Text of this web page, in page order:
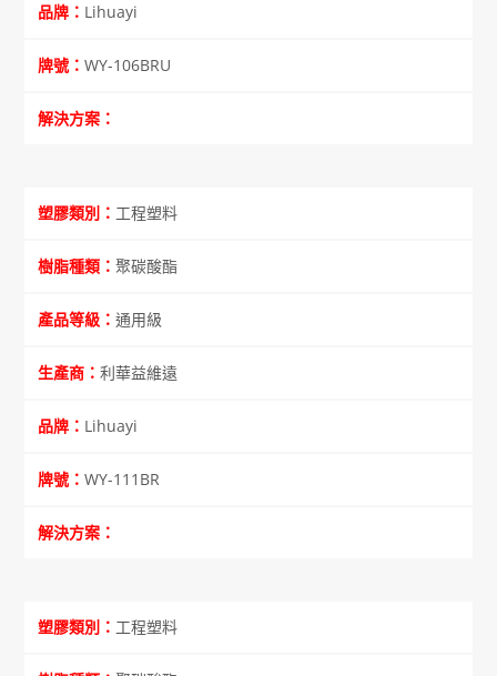
Lihuayi
WY-106BRU
工程塑料
聚碳酸酯
通用級
利華益維遠
Lihuayi
WY-111BR
工程塑料